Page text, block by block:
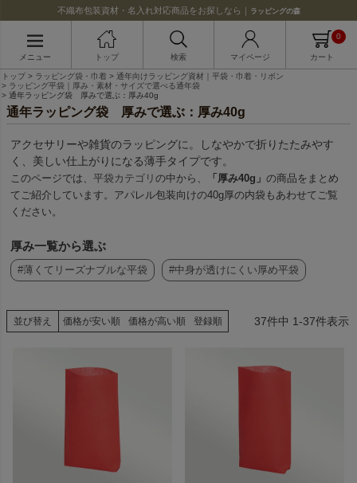
不織布包装資材・名入れ対応商品をお探しなら｜ ラッピングの森
メニュー トップ 検索 マイページ カート
0
トップ ラッピング袋・巾着
通年向けラッピング資材｜平袋・巾着・リボン
ラッピング平袋｜厚み・素材・サイズで選べる通年袋
通年ラッピング袋 厚みで選ぶ：厚み40g
通年ラッピング袋 厚みで選ぶ：厚み40g
アクセサリーや雑貨のラッピングに。しなやかで折りたたみやす
く、美しい仕上がりになる薄手タイプです。
このページでは、 平袋カテゴリ の中から、 「厚み40g」 の商品をまとめ
てご紹介しています。アパレル包装向けの40g厚の内袋もあわせてご覧
ください。
厚み一覧から選ぶ
#薄くてリーズナブルな平袋 #中身が透けにくい厚め平袋
並び替え 価格が安い順 価格が高い順 登録順 37件中 1-37件表示